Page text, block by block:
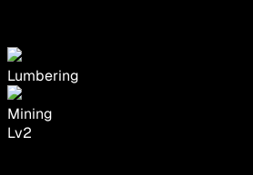
Lumbering
Mining
Lv2